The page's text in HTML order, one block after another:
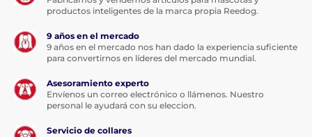
perro, agudeza...
Una gran ventaja del juguete de cobro iFetch es
también ellanzamiento inmediato y rápido de las
pelotas
merced del aburrimiento. Además, el ritmo ágil del
juego agudiza los reflejos del perro. El juguete de
cobro tambiénfunciona de forma muy sencilla
el entorno concreto y las capacidades del perro. La
productos inteligentes de la marca propia Reedog.
9 años en el mercado
9 años en el mercado nos han dado la experiencia suficiente
para convertirnos en líderes del mercado mundial.
Asesoramiento experto
Envíenos un correo electrónico o llámenos. Nuestro
personal le ayudará con su eleccion.
Servicio de collares